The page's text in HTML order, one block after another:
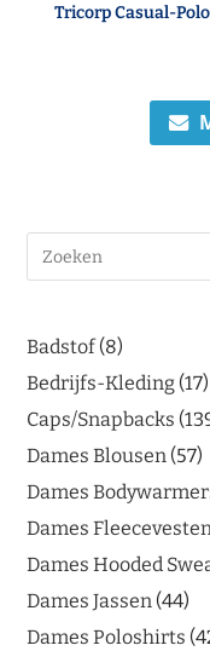
Tricorp Casual-
Badstof 8
Bedrijfs-Kleding 17
Caps/Snapbacks
Dames Blousen 57
Dames
Dames
Dames Hooded
Dames Jassen 44
Dames Poloshirts